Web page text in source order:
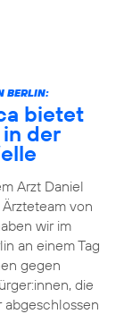
BERLIN:
bietet
der
Arzt Daniel
von
wir im
an einem Tag
gegen
die
abgeschlossen